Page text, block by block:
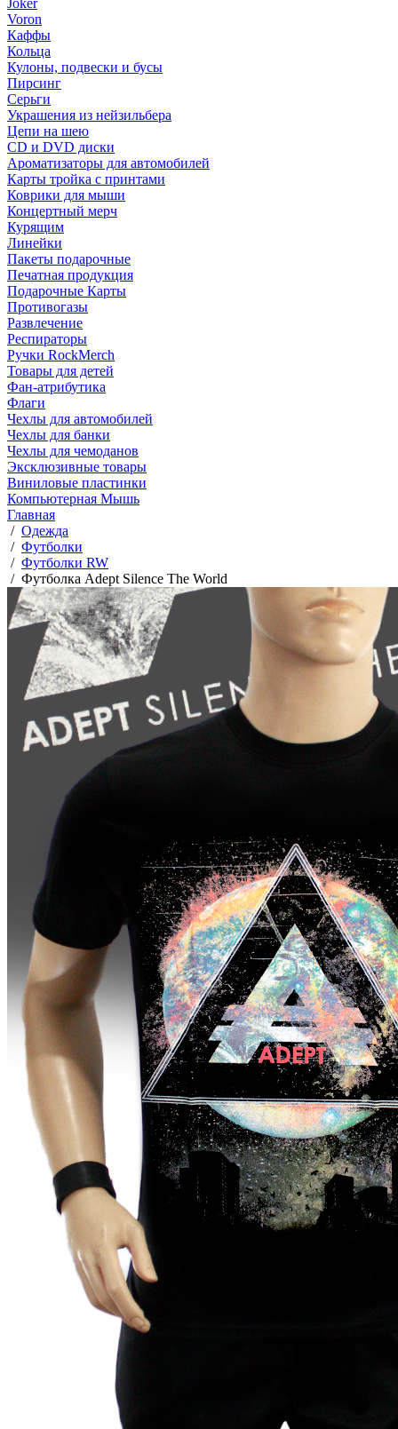
Joker
Voron
Каффы
Кольца
Кулоны, подвески и бусы
Пирсинг
Серьги
Украшения из нейзильбера
Цепи на шею
CD и DVD диски
Ароматизаторы для автомобилей
Карты тройка с принтами
Коврики для мыши
Концертный мерч
Курящим
Линейки
Пакеты подарочные
Печатная продукция
Подарочные Карты
Противогазы
Развлечение
Респираторы
Ручки RockMerch
Товары для детей
Фан-атрибутика
Флаги
Чехлы для автомобилей
Чехлы для банки
Чехлы для чемоданов
Эксклюзивные товары
Виниловые пластинки
Компьютерная Мышь
Главная
/ Одежда
/ Футболки
/ Футболки RW
/ Футболка Adept Silence The World